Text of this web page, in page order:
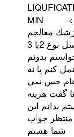
MIN
معالجم
نشون دادم بعد از معاينهگفت واريكوسل نوع 2يا 3
بدونم
كنم يا نه
هام حس نمي
گفت هزينه
بدانم اين
منتظر جواب
شما هستم